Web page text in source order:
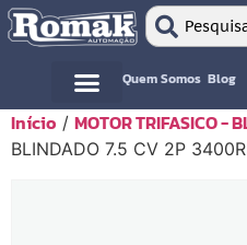
Quem Somos Blog
Início / MOTOR TRIFASICO -
BLINDADO 7.5 CV 2P